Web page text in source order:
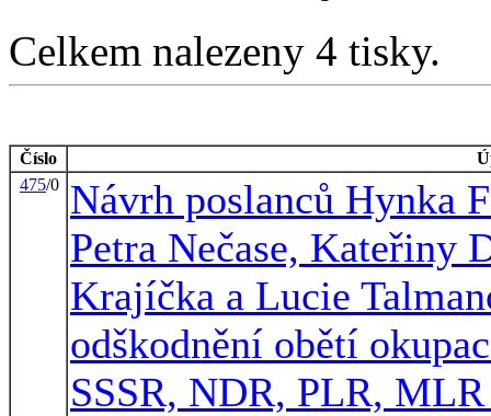
Celkem nalezeny 4 tisky.
Číslo
475/0
Návrh poslanců Hynka
Petra Nečase, Kateřiny
Krajíčka a Lucie
odškodnění obětí
SSSR, NDR, PLR,